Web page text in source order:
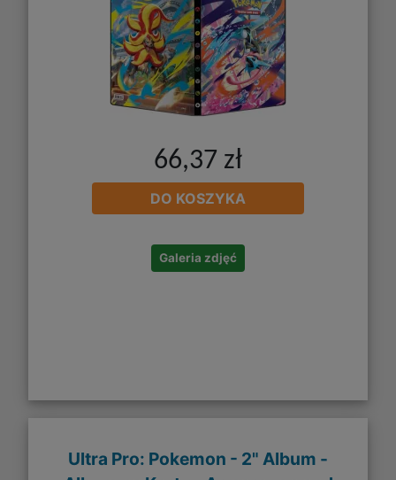
66,37 zł
DO KOSZYKA
Galeria zdjęć
Ultra Pro: Pokemon - 2" Album -